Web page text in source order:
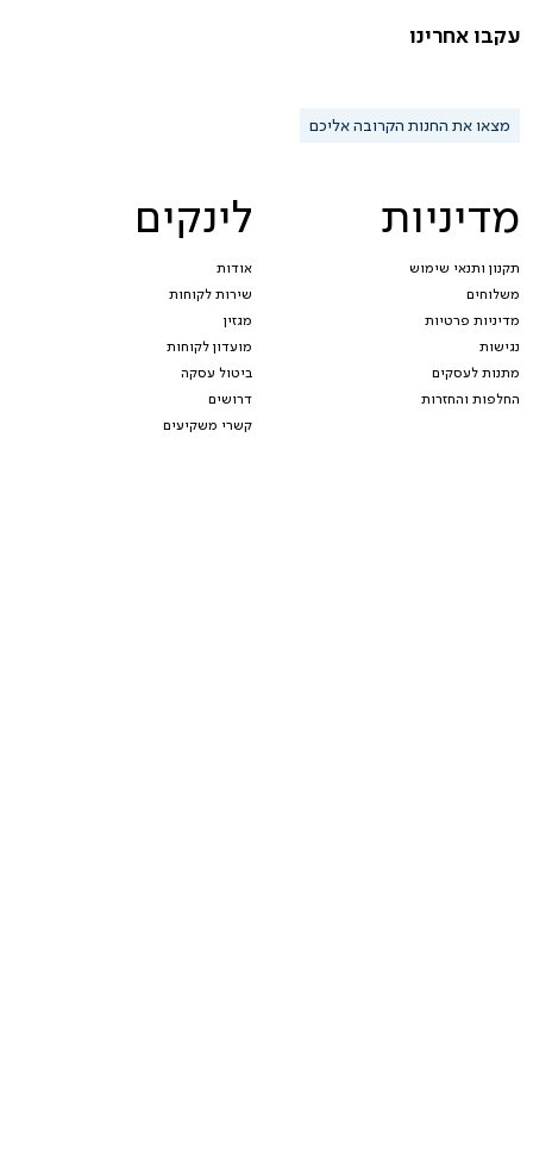
מדיניות
תקנון ותנאי שימוש
משלוחים
מדיניות פרטיות
נגישות
מתנות לעסקים
החלפות והחזרות
לינקים
אודות
שירות לקוחות
מגזין
מועדון לקוחות
ביטול עסקה
דרושים
קשרי משקיעים
עקבו אחרינו
מצאו את החנות הקרובה אליכם